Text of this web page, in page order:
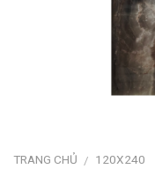
TRANG CHỦ / 120X240